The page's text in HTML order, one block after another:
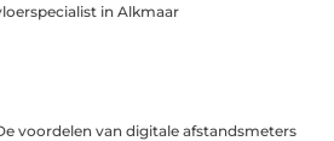
in Alkmaar
voordelen van digitale afstandsmeters